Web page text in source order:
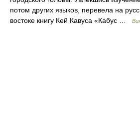
потом других языков, перевела на
востоке книгу Кей Кавуса «Кабус …